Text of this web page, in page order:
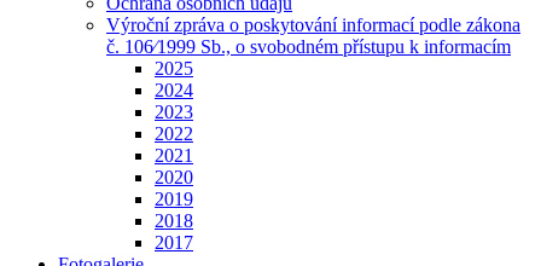
Výroční zpráva o poskytování informací podle zákona
č. 106⁄1999 Sb., o svobodném přístupu k informacím
2025
2024
2023
2022
2021
2020
2019
2018
2017